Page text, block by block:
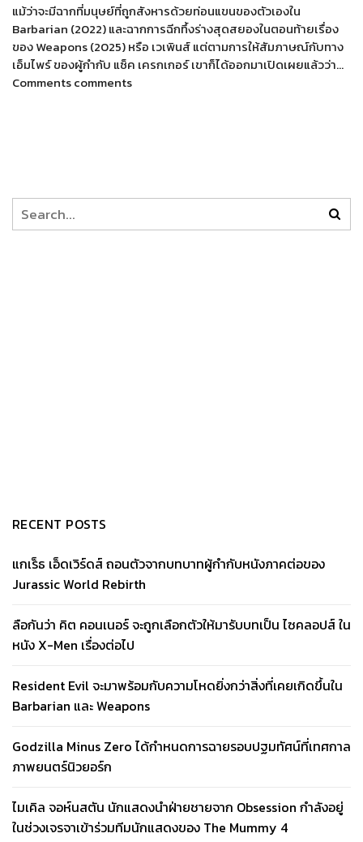
แม้ว่าจะมีฉากที่มนุษย์ที่ถูกสังหารด้วยท่อนแขนของตัวเองใน
Barbarian (2022) และฉากการฉีกทึ้งร่างสุดสยองในตอนท้ายเรื่อง
ของ Weapons (2025) หรือ เวเพินส์ แต่ตามการให้สัมภาษณ์กับทาง
เอ็มไพร์ ของผู้กำกับ แซ็ค เครกเกอร์ เขาก็ได้ออกมาเปิดเผยแล้วว่า…
Comments comments
RECENT POSTS
แกเร็ธ เอ็ดเวิร์ดส์ ถอนตัวจากบทบาทผู้กำกับหนังภาคต่อของ
Jurassic World Rebirth
ลือกันว่า คิต คอนเนอร์ จะถูกเลือกตัวให้มารับบทเป็น ไซคลอปส์ ใน
หนัง X-Men เรื่องต่อไป
Resident Evil จะมาพร้อมกับความโหดยิ่งกว่าสิ่งที่เคยเกิดขึ้นใน
Barbarian และ Weapons
Godzilla Minus Zero ได้กำหนดการฉายรอบปฐมทัศน์ที่เทศกาล
ภาพยนตร์นิวยอร์ก
ไมเคิล จอห์นสตัน นักแสดงนำฝ่ายชายจาก Obsession กำลังอยู่
ในช่วงเจรจาเข้าร่วมทีมนักแสดงของ The Mummy 4